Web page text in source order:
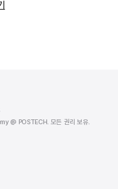
POSTECH. 모든 권리 보유.